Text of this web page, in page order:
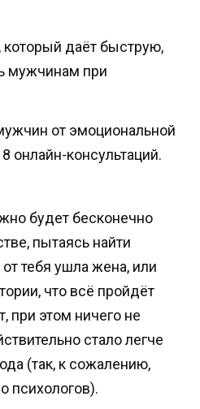
даёт быструю,
мужчинам при
от эмоциональной
онлайн-консультаций.
будет бесконечно
пытаясь найти
тебя ушла жена, или
что всё пройдёт
при этом ничего не
стало легче
(так, к сожалению,
психологов).